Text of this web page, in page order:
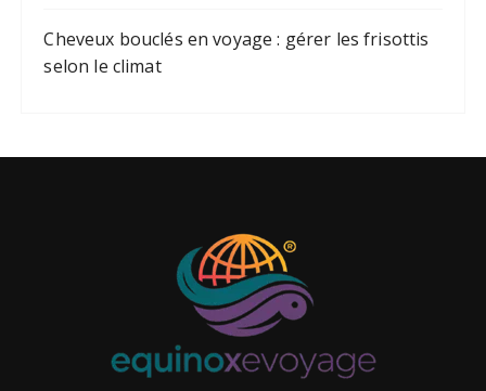
Cheveux bouclés en voyage : gérer les frisottis
selon le climat